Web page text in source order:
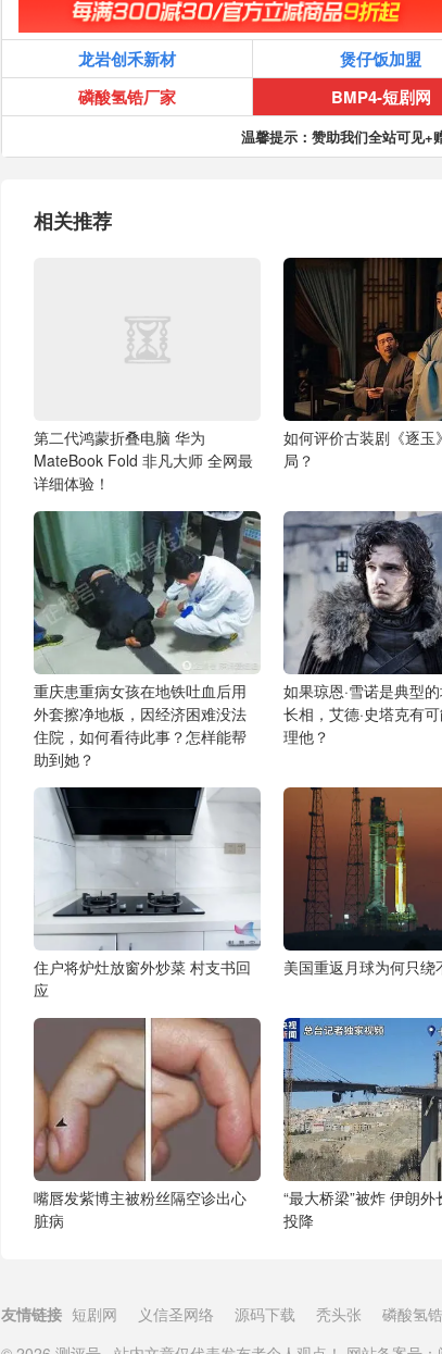
龙岩创禾新材 煲仔饭加盟
磷酸氢锆厂家
BMP4-短剧网
温馨提示：赞助我们全站可见+
相关推荐
第二代鸿蒙折叠电脑 华为
MateBook Fold 非凡大师 全网最
详细体验！
如何评价古装剧《逐玉
局？
重庆患重病女孩在地铁吐血后用
外套擦净地板，因经济困难没法
住院，如何看待此事？怎样能帮
助到她？
如果琼恩·雪诺是典型
长相，艾德·史塔克有
理他？
住户将炉灶放窗外炒菜 村支书回
应
美国重返月球为何只绕
嘴唇发紫博主被粉丝隔空诊出心
脏病
“最大桥梁”被炸 伊朗外
投降
友情链接 短剧网 义信圣网络 源码下载 秃头张 磷酸氢